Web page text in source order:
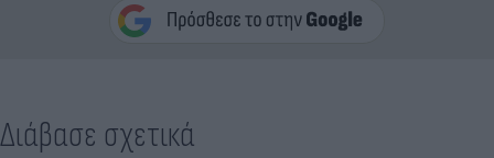
Διάβασε σχετικά